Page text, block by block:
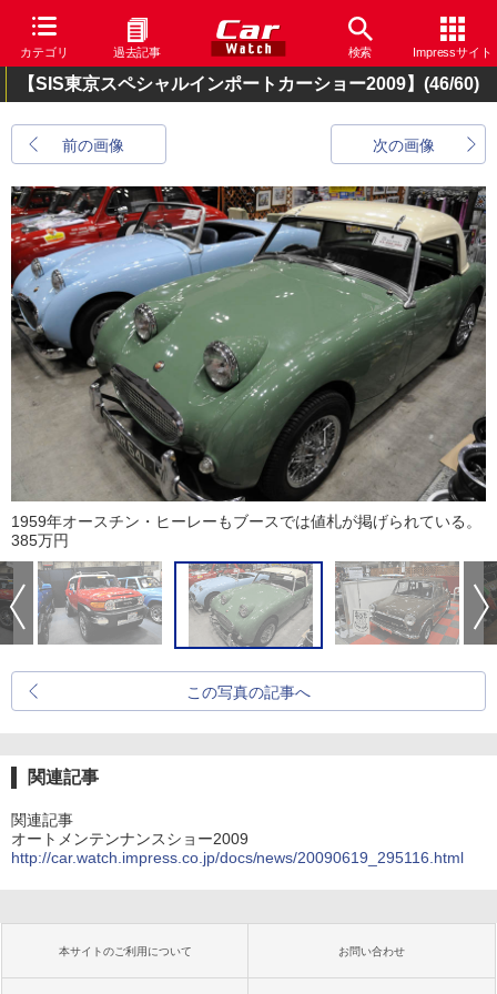
カテゴリ 過去記事 検索 Impressサイト
【SIS東京スペシャルインポートカーショー2009】 (46/60)
前の画像 次の画像
1959年オースチン・ヒーレーもブースでは値札が掲げられている。
385万円
この写真の記事へ
関連記事
関連記事
オートメンテンナンスショー2009
http://car.watch.impress.co.jp/docs/news/20090619_295116.html
本サイトのご利用について お問い合わせ